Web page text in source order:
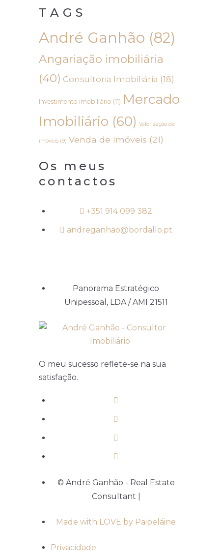
TAGS
André Ganhão (82)
Angariação imobiliária
(40) Consultoria Imobiliária (18)
Investimento imobiliário (11) Mercado
Imobiliário (60) Valorização de
imóveis (9) Venda de Imóveis (21)
Os meus
contactos
+351 914 099 382
andreganhao@bordallo.pt
Panorama Estratégico
Unipessoal, LDA / AMI 21511
O meu sucesso reflete-se na sua
satisfação.
© André Ganhão - Real Estate
Consultant |
Made with LOVE by Paipeláine
Privacidade